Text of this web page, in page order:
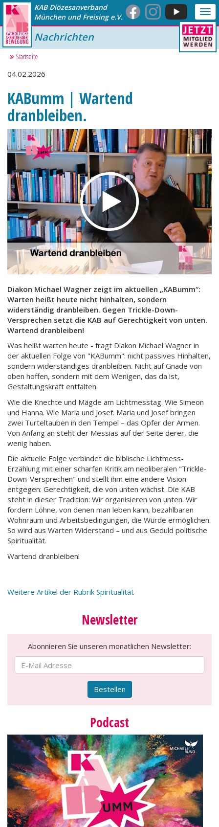
KAB Diözesanverband
München und Freising e.V.
Nachrichten
Startseite
04.02.2026
KABumm | Wartend
dranbleiben.
Diakon Michael Wagner zeigt im aktuellen „KABumm“:
Warten heißt heute nicht hinhalten, sondern
widerständig dranbleiben. Gegen Trickle-Down-
Versprechen setzt die KAB auf Gerechtigkeit von unten.
Wartend dranbleiben!
Was heißt warten heute - fragt Diakon Michael Wagner in
der aktuellen Folge von "KABumm": nicht passives Hinhalten,
sondern widerständiges dranbleiben. Nicht auf Gnade von
oben hoffen, sondern mit dem Wenigen, das da ist,
Gestaltungskraft entfalten.
Wie die Knechte und Mägde am Lichtmesstag. Wie Simeon
und Hanna. Wie Maria und Josef. Maria und Josef bringen
zwei Turteltauben in den Tempel – das Opfer der Armen.
Von Anfang an steht der Messias auf der Seite derer, die
wenig haben.
Die aktuelle Folge verbindet die biblische Lichtmess-
Erzählung mit einer scharfen Kritik am neoliberalen "Trickle-
Down-Versprechen" und stellt ihm eine andere Vision
entgegen: Gerechtigkeit, die von unten wächst. Die KAB
steht in dieser Tradition: Wir organisieren von unten. Wir
fordern Löhne, von denen man leben kann, bezahlbaren
Wohnraum und Arbeitsbedingungen, die Würde ermöglichen.
So wird aus Warten Widerstand – und aus Geduld politische
Spiritualität.
Wartend dranbleiben!
Weitere Artikel der Rubrik Spiritualität
Newsletter
Abonnieren Sie unseren monatlichen Newsletter:
Bestellen
Podcast